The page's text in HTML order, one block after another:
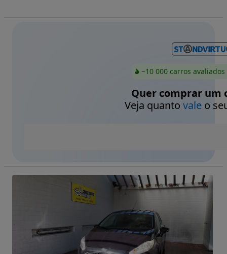
~10 000 carros
Quer comprar um
Veja quanto valeo